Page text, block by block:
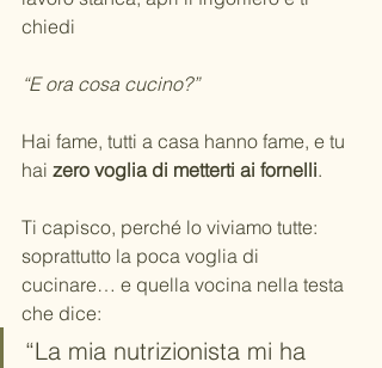
chiedi
“E ora cosa cucino?”
Hai fame, tutti a casa hanno fame, e tu
hai zero voglia di metterti ai fornelli.
Ti capisco, perché lo viviamo tutte:
soprattutto la poca voglia di
cucinare… e quella vocina nella testa
che dice:
“La mia nutrizionista mi ha